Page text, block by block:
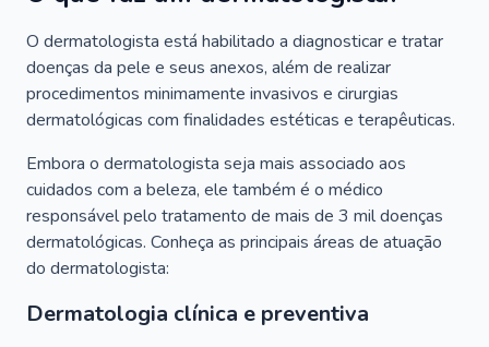
O dermatologista está habilitado a diagnosticar e tratar
doenças da pele e seus anexos, além de realizar
procedimentos minimamente invasivos e cirurgias
dermatológicas com finalidades estéticas e terapêuticas.
Embora o dermatologista seja mais associado aos
cuidados com a beleza, ele também é o médico
responsável pelo tratamento de mais de 3 mil doenças
dermatológicas. Conheça as principais áreas de atuação
do dermatologista:
Dermatologia clínica e preventiva